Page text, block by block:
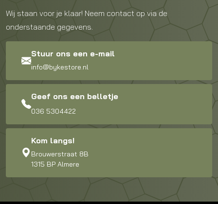
Wij staan voor je klaar! Neem contact op via de
onderstaande gegevens.
Stuur ons een e-mail
info@bykestore.nl
Geef ons een belletje
036 5304422
Kom langs!
Brouwerstraat 8B
1315 BP Almere